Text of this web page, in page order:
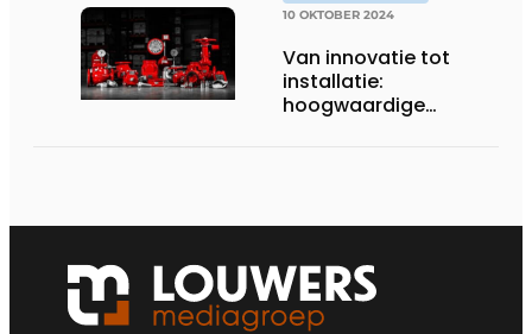
10 OKTOBER 2024
Van innovatie tot
installatie:
hoogwaardige